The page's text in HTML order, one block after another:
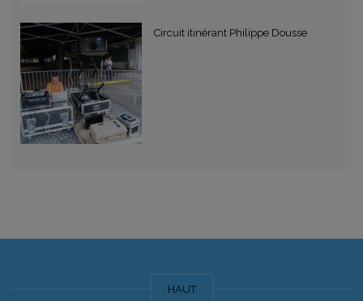
Circuit itinérant Philippe Dousse
HAUT